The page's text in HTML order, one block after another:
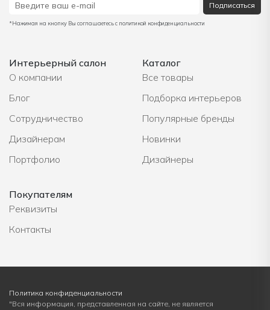
Интерьерный салон
О компании
Блог
Сотрудничество
Дизайнерам
Портфолио
Каталог
Все товары
Подборка интерьеров
Популярные бренды
Новинки
Дизайнеры
Покупателям
Реквизиты
Контакты
Подписаться
*Нажимая на кнопку Вы соглашаетесь с политикой конфиденциальности
Политика конфиденциальности
"Вся информация, представленная на сайте, не является